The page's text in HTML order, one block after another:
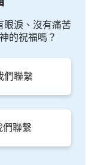
眼淚、沒有痛苦
的祝福嗎？
們聯繫
聯繫